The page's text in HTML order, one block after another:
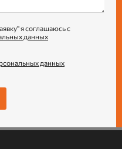
я соглашаюсь с
данных
данных